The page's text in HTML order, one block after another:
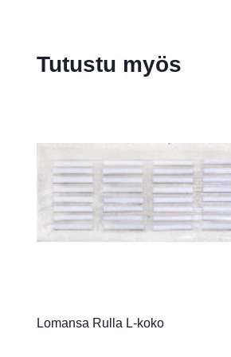
Tutustu myös
Lomansa Rulla L-koko